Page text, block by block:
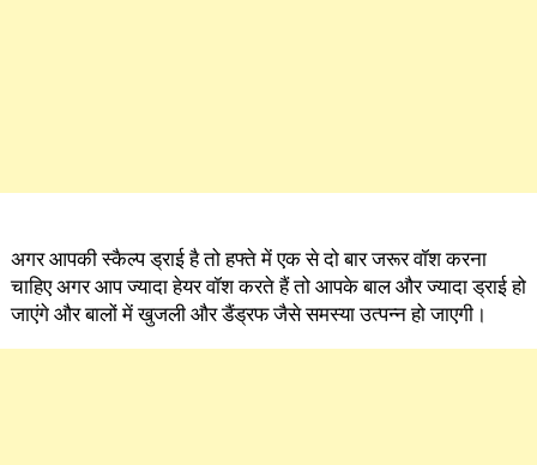
अगर आपकी स्कैल्प ड्राई है तो हफ्ते में एक से दो बार जरूर वॉश करना
चाहिए अगर आप ज्यादा हेयर वॉश करते हैं तो आपके बाल और ज्यादा ड्राई हो
जाएंगे और बालों में खुजली और डैंड्रफ जैसे समस्या उत्पन्न हो जाएगी।